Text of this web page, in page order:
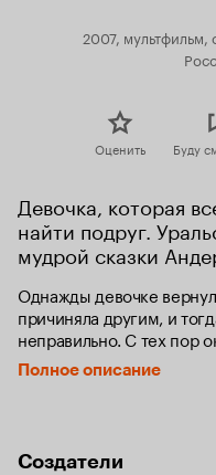
2007,
Оценить Буду
Девочка, которая
найти подруг.
мудрой сказки
Однажды девочке
причиняла другим, и
неправильно. С тех пор
нарадоваться на добрую
Полное описание
Создатели